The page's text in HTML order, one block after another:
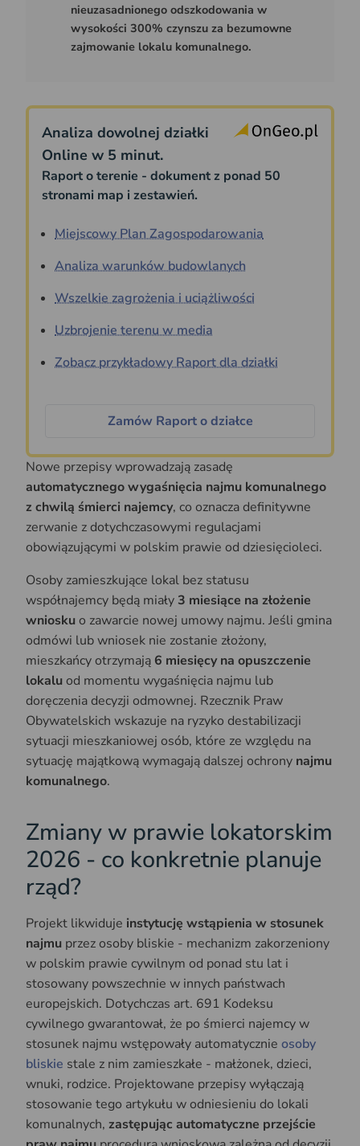
nieuzasadnionego odszkodowania w
wysokości 300% czynszu za bezumowne
zajmowanie lokalu komunalnego.
Analiza dowolnej działki
Online w 5 minut.
Raport o terenie - dokument z ponad 50
stronami map i zestawień.
Miejscowy Plan Zagospodarowania
Analiza warunków budowlanych
Wszelkie zagrożenia i uciążliwości
Uzbrojenie terenu w media
Zobacz przykładowy Raport dla działki
Zamów Raport o działce
Nowe przepisy wprowadzają zasadę
automatycznego wygaśnięcia najmu komunalnego
z chwilą śmierci najemcy, co oznacza definitywne
zerwanie z dotychczasowymi regulacjami
obowiązującymi w polskim prawie od dziesięcioleci.
Osoby zamieszkujące lokal bez statusu
współnajemcy będą miały 3 miesiące na złożenie
wnioskuo zawarcie nowej umowy najmu. Jeśli gmina
odmówi lub wniosek nie zostanie złożony,
mieszkańcy otrzymają 6 miesięcy na opuszczenie
lokaluod momentu wygaśnięcia najmu lub
doręczenia decyzji odmownej. Rzecznik Praw
Obywatelskich wskazuje na ryzyko destabilizacji
sytuacji mieszkaniowej osób, które ze względu na
sytuację majątkową wymagają dalszej ochrony najmu
komunalnego.
Zmiany w prawie lokatorskim
2026 - co konkretnie planuje
rząd?
Projekt likwiduje instytucję wstąpienia w stosunek
najmu przez osoby bliskie - mechanizm zakorzeniony
w polskim prawie cywilnym od ponad stu lat i
stosowany powszechnie w innych państwach
europejskich. Dotychczas art. 691 Kodeksu
cywilnego gwarantował, że po śmierci najemcy w
stosunek najmu wstępowały automatycznie osoby
bliskie stale z nim zamieszkałe - małżonek, dzieci,
wnuki, rodzice. Projektowane przepisy wyłączają
stosowanie tego artykułu w odniesieniu do lokali
komunalnych, zastępując automatyczne przejście